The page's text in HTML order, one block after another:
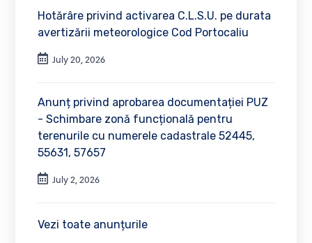
Hotărâre privind activarea C.L.S.U. pe durata
avertizării meteorologice Cod Portocaliu
July 20, 2026
Anunț privind aprobarea documentației PUZ
- Schimbare zonă funcțională pentru
terenurile cu numerele cadastrale 52445,
55631, 57657
July 2, 2026
Vezi toate anunțurile